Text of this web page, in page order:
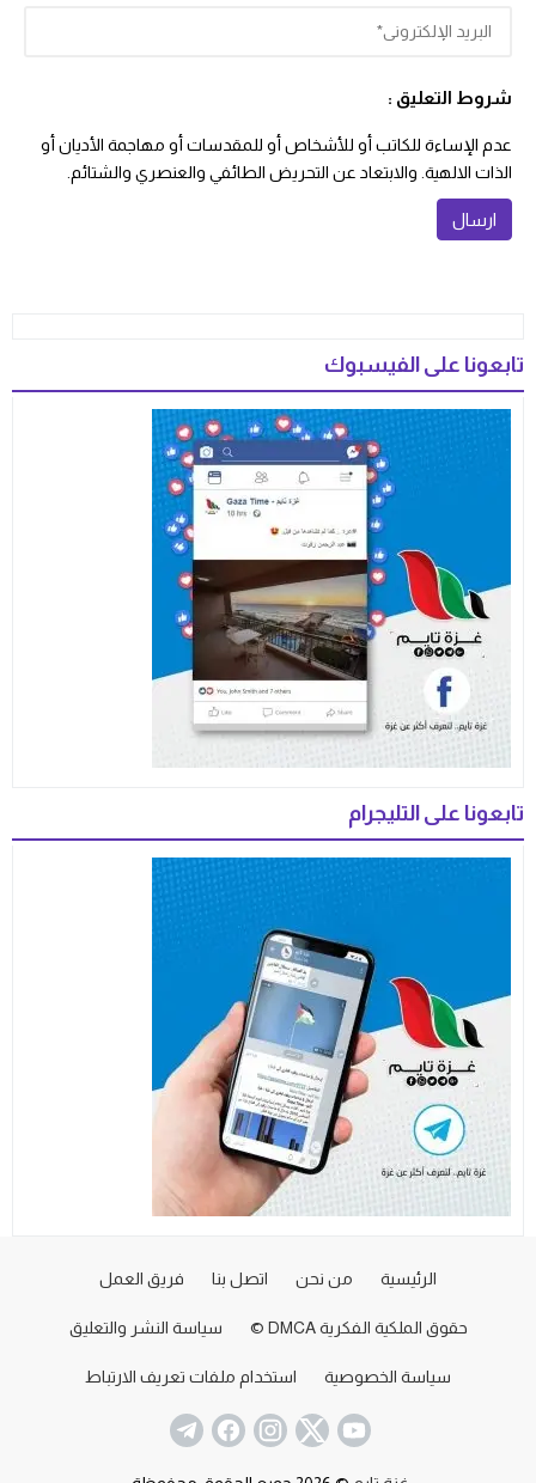
شروط التعليق :
عدم الإساءة للكاتب أو للأشخاص أو للمقدسات أو مهاجمة الأديان أو
الذات الالهية. والابتعاد عن التحريض الطائفي والعنصري والشتائم.
تابعونا على الفيسبوك
تابعونا على التليجرام
الرئيسية من نحن اتصل بنا فريق العمل
حقوق الملكية الفكرية DMCA © سياسة النشر والتعليق
سياسة الخصوصية استخدام ملفات تعريف الارتباط